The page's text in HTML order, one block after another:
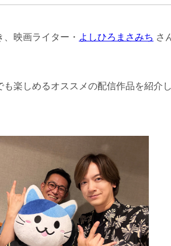
映画ライター・ よしひろまさみち さ
も楽しめるオススメの配信作品を紹介